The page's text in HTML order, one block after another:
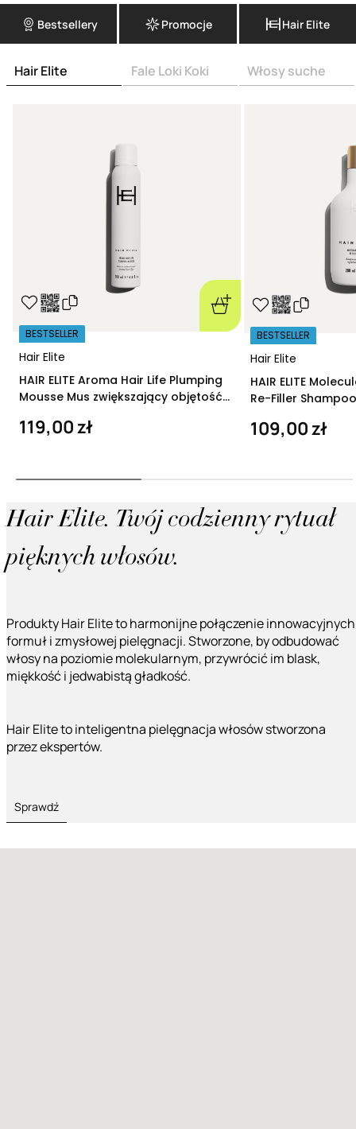
Bestsellery Promocje Hair Elite
Hair Elite Fale Loki Koki Włosy suche
Hair Elite
BESTSELLER
HAIR ELITE Aroma Hair Life Plumping
Mousse Mus zwiększający objętość
119,00 zł
Hair Elite
BESTSELLER
HAIR ELITE
Re-Filler
109,00 zł
Hair Elite. Twój codzienny rytuał
pięknych włosów.
Produkty Hair Elite to harmonijne połączenie innowacyjnych
formuł i zmysłowej pielęgnacji. Stworzone, by odbudować
włosy na poziomie molekularnym, przywrócić im blask,
miękkość i jedwabistą gładkość.
Hair Elite to inteligentna pielęgnacja włosów stworzona
przez ekspertów.
Sprawdź